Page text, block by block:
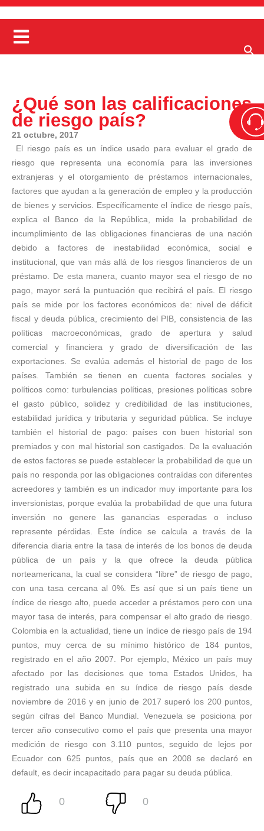
¿Qué son las calificaciones
de riesgo país?
21 octubre, 2017
El riesgo país es un índice usado para evaluar el grado de
riesgo que representa una economía para las inversiones
extranjeras y el otorgamiento de préstamos internacionales,
factores que ayudan a la generación de empleo y la producción
de bienes y servicios. Específicamente el índice de riesgo país,
explica el Banco de la República, mide la probabilidad de
incumplimiento de las obligaciones financieras de una nación
debido a factores de inestabilidad económica, social e
institucional, que van más allá de los riesgos financieros de un
préstamo. De esta manera, cuanto mayor sea el riesgo de no
pago, mayor será la puntuación que recibirá el país. El riesgo
país se mide por los factores económicos de: nivel de déficit
fiscal y deuda pública, crecimiento del PIB, consistencia de las
políticas macroeconómicas, grado de apertura y salud
comercial y financiera y grado de diversificación de las
exportaciones. Se evalúa además el historial de pago de los
países. También se tienen en cuenta factores sociales y
políticos como: turbulencias políticas, presiones políticas sobre
el gasto público, solidez y credibilidad de las instituciones,
estabilidad jurídica y tributaria y seguridad pública. Se incluye
también el historial de pago: países con buen historial son
premiados y con mal historial son castigados. De la evaluación
de estos factores se puede establecer la probabilidad de que un
país no responda por las obligaciones contraídas con diferentes
acreedores y también es un indicador muy importante para los
inversionistas, porque evalúa la probabilidad de que una futura
inversión no genere las ganancias esperadas o incluso
represente pérdidas. Este índice se calcula a través de la
diferencia diaria entre la tasa de interés de los bonos de deuda
pública de un país y la que ofrece la deuda pública
norteamericana, la cual se considera “libre” de riesgo de pago,
con una tasa cercana al 0%. Es así que si un país tiene un
índice de riesgo alto, puede acceder a préstamos pero con una
mayor tasa de interés, para compensar el alto grado de riesgo.
Colombia en la actualidad, tiene un índice de riesgo país de 194
puntos, muy cerca de su mínimo histórico de 184 puntos,
registrado en el año 2007. Por ejemplo, México un país muy
afectado por las decisiones que toma Estados Unidos, ha
registrado una subida en su índice de riesgo país desde
noviembre de 2016 y en junio de 2017 superó los 200 puntos,
según cifras del Banco Mundial. Venezuela se posiciona por
tercer año consecutivo como el país que presenta una mayor
medición de riesgo con 3.110 puntos, seguido de lejos por
Ecuador con 625 puntos, país que en 2008 se declaró en
default, es decir incapacitado para pagar su deuda pública.